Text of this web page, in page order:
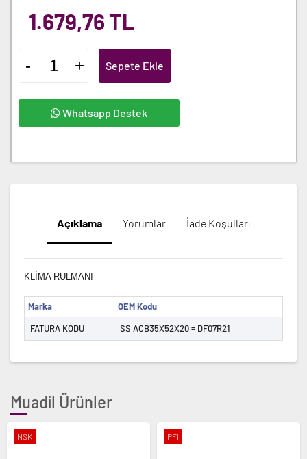
1.679,76 TL
- + Sepete Ekle
Whatsapp Destek
Açıklama Yorumlar İade Koşulları
KLİMA RULMANI
Marka
OEM Kodu
FATURA KODU
SS ACB35X52X20 = DF07R21
Muadil Ürünler
NSK PFI